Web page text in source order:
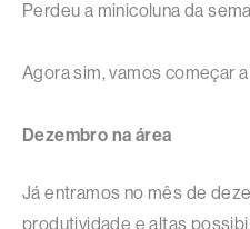
Perdeu a minicoluna da
Agora sim, vamos começar
Dezembro na área
Já entramos no mês de
produtividade e altas